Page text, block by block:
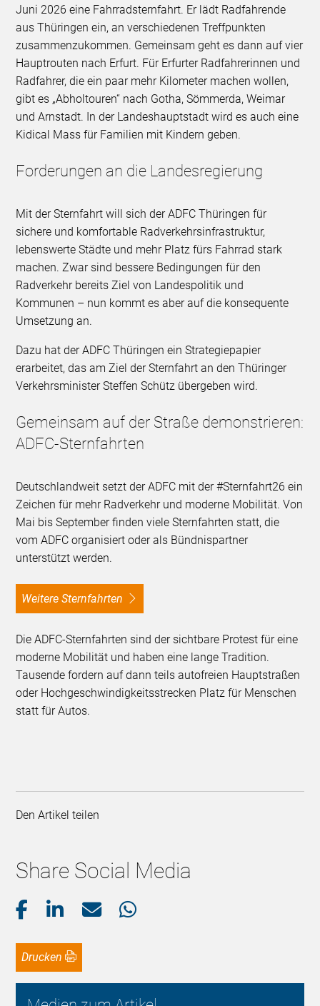
Juni 2026 eine Fahrradsternfahrt. Er lädt Radfahrende
aus Thüringen ein, an verschiedenen Treffpunkten
zusammenzukommen. Gemeinsam geht es dann auf vier
Hauptrouten nach Erfurt. Für Erfurter Radfahrerinnen und
Radfahrer, die ein paar mehr Kilometer machen wollen,
gibt es „Abholtouren“ nach Gotha, Sömmerda, Weimar
und Arnstadt. In der Landeshauptstadt wird es auch eine
Kidical Mass für Familien mit Kindern geben.
Forderungen an die Landesregierung
Mit der Sternfahrt will sich der ADFC Thüringen für
sichere und komfortable Radverkehrsinfrastruktur,
lebenswerte Städte und mehr Platz fürs Fahrrad stark
machen. Zwar sind bessere Bedingungen für den
Radverkehr bereits Ziel von Landespolitik und
Kommunen – nun kommt es aber auf die konsequente
Umsetzung an.
Dazu hat der ADFC Thüringen ein Strategiepapier
erarbeitet, das am Ziel der Sternfahrt an den Thüringer
Verkehrsminister Steffen Schütz übergeben wird.
Gemeinsam auf der Straße demonstrieren:
ADFC-Sternfahrten
Deutschlandweit setzt der ADFC mit der #Sternfahrt26 ein
Zeichen für mehr Radverkehr und moderne Mobilität. Von
Mai bis September finden viele Sternfahrten statt, die
vom ADFC organisiert oder als Bündnispartner
unterstützt werden.
Weitere Sternfahrten
Die ADFC-Sternfahrten sind der sichtbare Protest für eine
moderne Mobilität und haben eine lange Tradition.
Tausende fordern auf dann teils autofreien Hauptstraßen
oder Hochgeschwindigkeitsstrecken Platz für Menschen
statt für Autos.
Den Artikel teilen
Share Social Media
Drucken